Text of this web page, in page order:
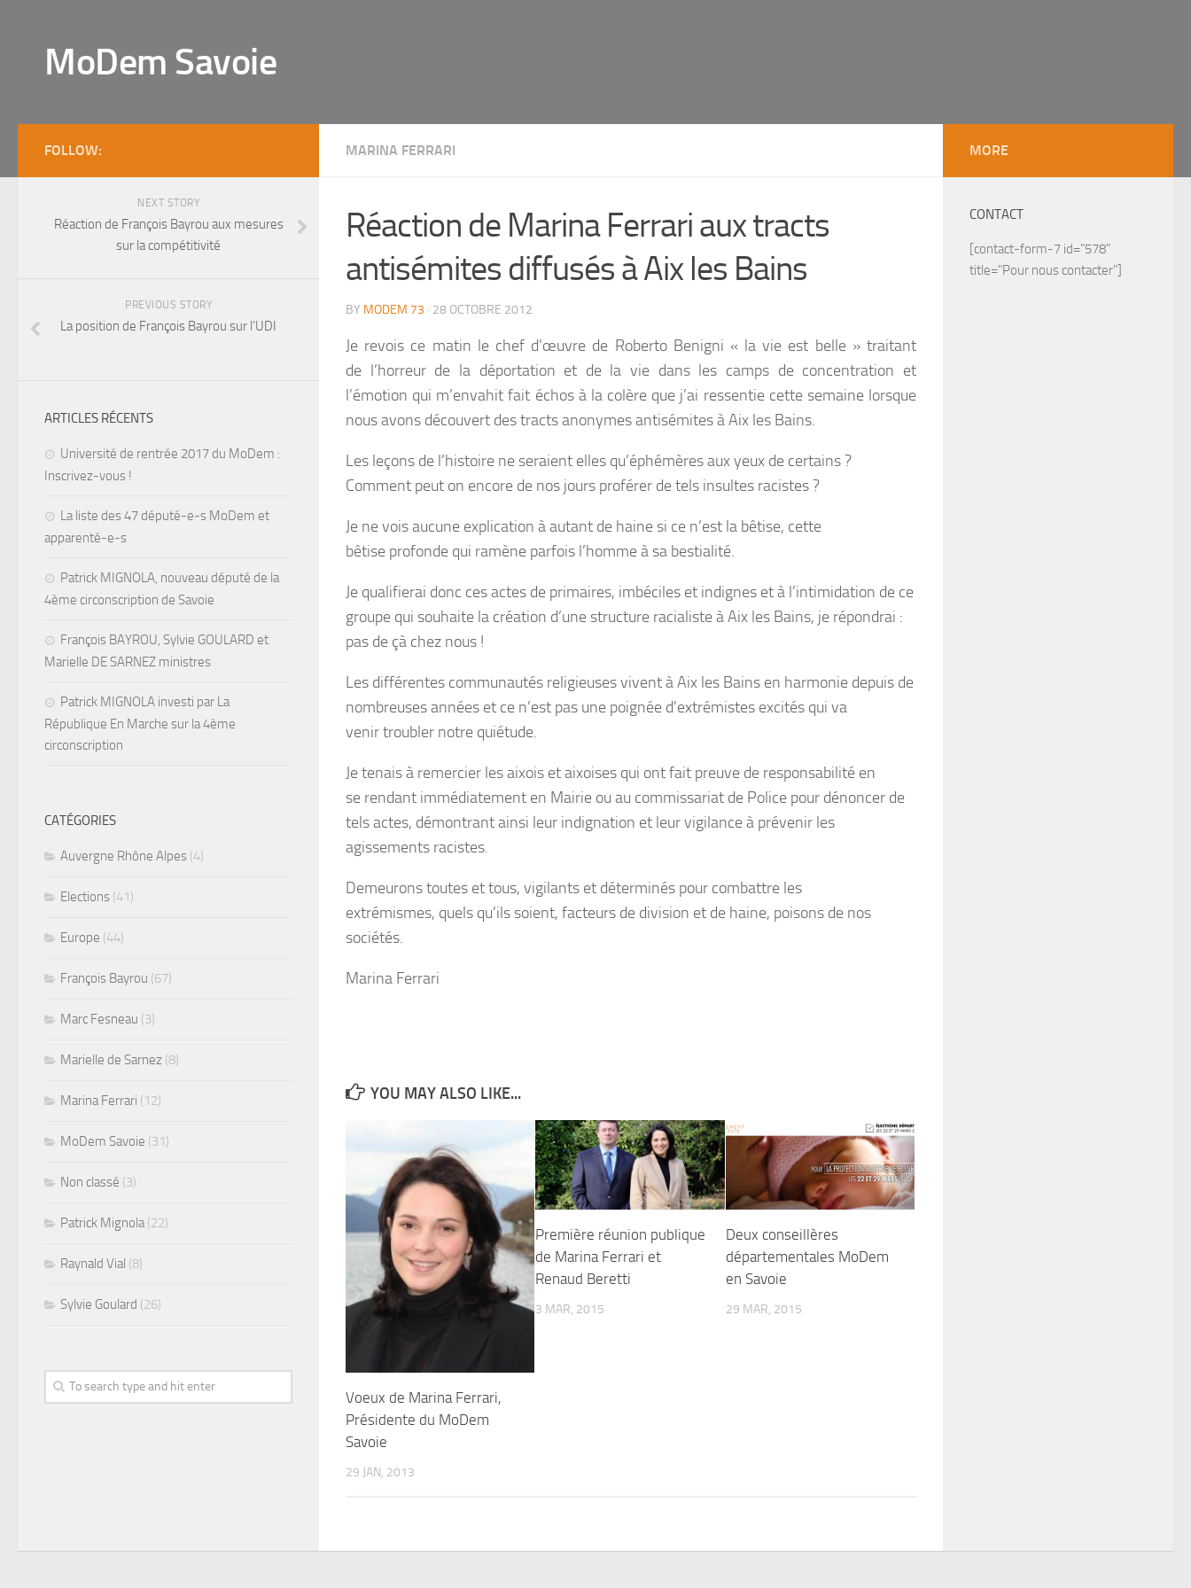
MoDem Savoie
MARINA FERRARI
Réaction de Marina Ferrari aux tracts
antisémites diffusés à Aix les Bains
BY MODEM 73 · 28 OCTOBRE 2012
Je revois ce matin le chef d’œuvre de Roberto Benigni « la vie est belle » traitant
de l’horreur de la déportation et de la vie dans les camps de concentration et
l’émotion qui m’envahit fait échos à la colère que j’ai ressentie cette semaine lorsque
nous avons découvert des tracts anonymes antisémites à Aix les Bains.
Les leçons de l’histoire ne seraient elles qu’éphémères aux yeux de certains ?
Comment peut on encore de nos jours proférer de tels insultes racistes ?
Je ne vois aucune explication à autant de haine si ce n’est la bêtise, cette
bêtise profonde qui ramène parfois l’homme à sa bestialité.
Je qualifierai donc ces actes de primaires, imbéciles et indignes et à l’intimidation de ce
groupe qui souhaite la création d’une structure racialiste à Aix les Bains, je répondrai :
pas de çà chez nous !
Les différentes communautés religieuses vivent à Aix les Bains en harmonie depuis de
nombreuses années et ce n’est pas une poignée d’extrémistes excités qui va
venir troubler notre quiétude.
Je tenais à remercier les aixois et aixoises qui ont fait preuve de responsabilité en
se rendant immédiatement en Mairie ou au commissariat de Police pour dénoncer de
tels actes, démontrant ainsi leur indignation et leur vigilance à prévenir les
agissements racistes.
Demeurons toutes et tous, vigilants et déterminés pour combattre les
extrémismes, quels qu’ils soient, facteurs de division et de haine, poisons de nos
sociétés.
Marina Ferrari
YOU MAY ALSO LIKE...
Voeux de Marina Ferrari,
Présidente du MoDem
Savoie
29 JAN, 2013
Première réunion publique
de Marina Ferrari et
Renaud Beretti
3 MAR, 2015
Deux conseillères
départementales MoDem
en Savoie
29 MAR, 2015
FOLLOW:
NEXT STORY
Réaction de François Bayrou aux mesures
sur la compétitivité
PREVIOUS STORY
La position de François Bayrou sur l’UDI
ARTICLES RÉCENTS
Université de rentrée 2017 du MoDem :
Inscrivez-vous !
La liste des 47 député-e-s MoDem et
apparenté-e-s
Patrick MIGNOLA, nouveau député de la
4ème circonscription de Savoie
François BAYROU, Sylvie GOULARD et
Marielle DE SARNEZ ministres
Patrick MIGNOLA investi par La
République En Marche sur la 4ème
circonscription
CATÉGORIES
Auvergne Rhône Alpes (4)
Elections (41)
Europe (44)
François Bayrou (67)
Marc Fesneau (3)
Marielle de Sarnez (8)
Marina Ferrari (12)
MoDem Savoie (31)
Non classé (3)
Patrick Mignola(22)
Raynald Vial (8)
Sylvie Goulard (26)
MORE
CONTACT
[contact-form-7 id="578"
title="Pour nous contacter"]